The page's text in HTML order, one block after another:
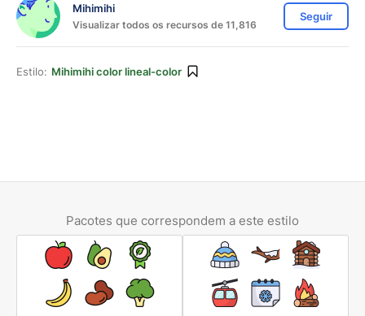
Mihimihi
Visualizar todos os recursos de 11,816
Seguir
Estilo: Mihimihi color lineal-color
Pacotes que correspondem a este estilo